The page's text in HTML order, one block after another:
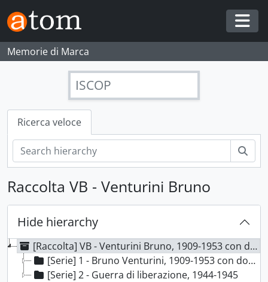
Skip to main content
Memorie di Marca
ISCOP
Ricerca veloce
Raccolta VB - Venturini Bruno
Hide hierarchy
[Raccolta] VB - Venturini Bruno, 1909-1953 con docc. s.d.
[Serie] 1 - Bruno Venturini, 1909-1953 con docc. s.d.
[Serie] 2 - Guerra di liberazione, 1944-1945